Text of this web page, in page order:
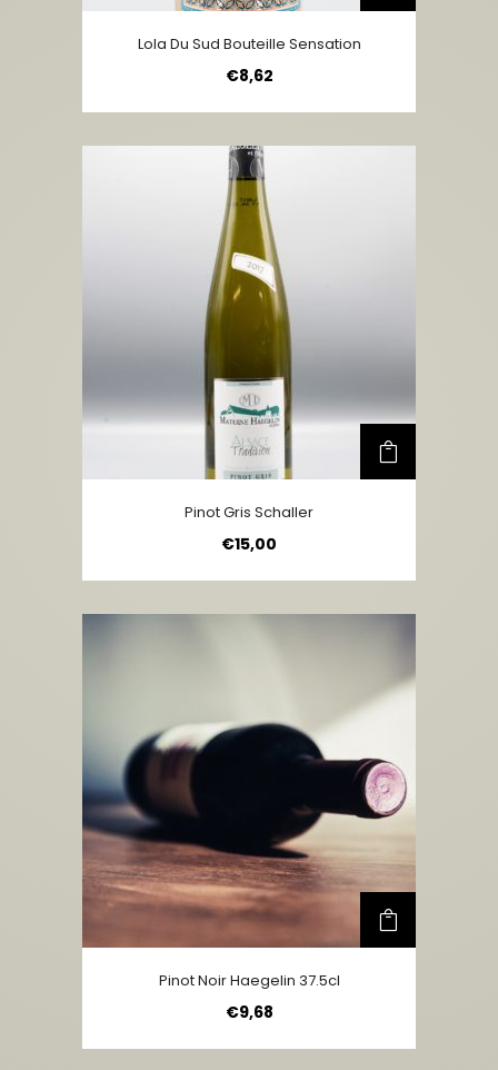
Lola Du Sud Bouteille Sensation
€8,62
Pinot Gris Schaller
€15,00
Pinot Noir Haegelin 37.5cl
€9,68